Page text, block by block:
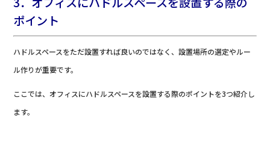
ポイント
ハドルスペースをただ設置すれば良いのではなく、設置場所の選定やルー
ル作りが重要です。
ここでは、オフィスにハドルスペースを設置する際のポイントを3つ紹介し
ます。